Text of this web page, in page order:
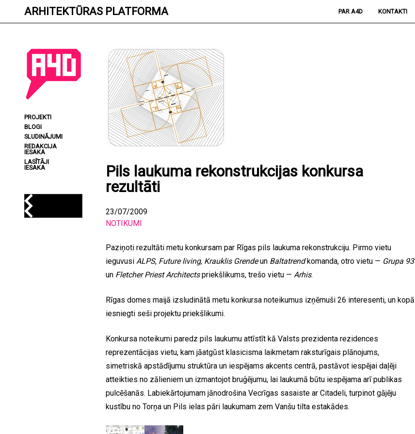
ARHITEKTŪRAS PLATFORMA PAR A4D KONTAKTI
Pils laukuma rekonstrukcijas konkursa
rezultāti
23/07/2009
NOTIKUMI
Paziņoti rezultāti metu konkursam par Rīgas pils laukuma rekonstrukciju. Pirmo vietu
ieguvusiALPS, Future living, Krauklis Grendeun Baltatrendkomanda, otro vietu — Grupa 93
un Fletcher Priest Architectspriekšlikums, trešo vietu —Arhis.
Rīgas domes maijā izsludinātā metu konkursa noteikumus izņēmuši 26 interesenti, un kopā
iesniegti seši projektu priekšlikumi.
Konkursa noteikumi paredz pils laukumu attīstīt kā Valsts prezidenta rezidences
reprezentācijas vietu, kam jāatgūst klasicisma laikmetam raksturīgais plānojums,
simetriskā apstādījumu struktūra un iespējams akcents centrā, pastāvot iespējai daļēji
atteikties no zālieniem un izmantojot bruģējumu, lai laukumā būtu iespējama arī publikas
pulcēšanās. Labiekārtojumam jānodrošina Vecrīgas sasaiste ar Citadeli, turpinot gājēju
kustību no Torņa un Pils ielas pāri laukumam zem Vanšu tilta estakādes.
PROJEKTI
BLOGI
SLUDINĀJUMI
REDAKCIJA
IESAKA
LASĪTĀJI
IESAKA